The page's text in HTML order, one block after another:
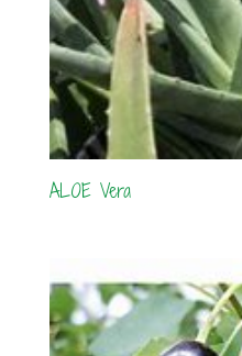
ALOE Vera